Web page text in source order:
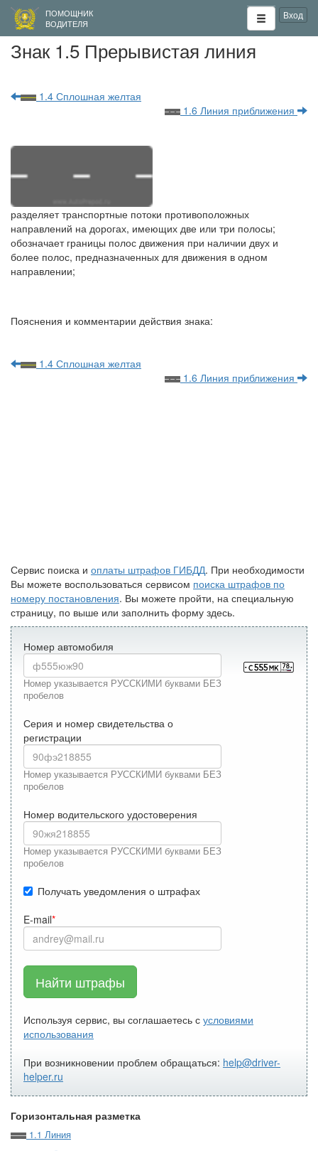
ПОМОЩНИК
ВОДИТЕЛЯ
Вход
Знак 1.5 Прерывистая линия
1.4 Сплошная желтая
1.6 Линия приближения
разделяет транспортные потоки противоположных
направлений на дорогах, имеющих две или три полосы;
обозначает границы полос движения при наличии двух и
более полос, предназначенных для движения в одном
направлении;
Пояснения и комментарии действия знака:
1.4 Сплошная желтая
1.6 Линия приближения
Сервис поиска и оплаты штрафов ГИБДД. При необходимости
Вы можете воспользоваться сервисом поиска штрафов по
номеру постановления. Вы можете пройти, на специальную
страницу, по выше или заполнить форму здесь.
Номер автомобиля
Номер указывается РУССКИМИ буквами БЕЗ
пробелов
Серия и номер свидетельства о
регистрации
Номер указывается РУССКИМИ буквами БЕЗ
пробелов
Номер водительского удостоверения
Номер указывается РУССКИМИ буквами БЕЗ
пробелов
Получать уведомления о штрафах
E-mail
Найти штрафы
Используя сервис, вы соглашаетесь с условиями
использования
При возникновении проблем обращаться: help@driver-
helper.ru
Горизонтальная разметка
1.1 Линия